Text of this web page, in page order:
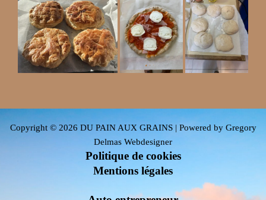
Copyright © 2026 DU PAIN AUX GRAINS | Powered by Gregory
Delmas Webdesigner
Politique de cookies
Mentions légales